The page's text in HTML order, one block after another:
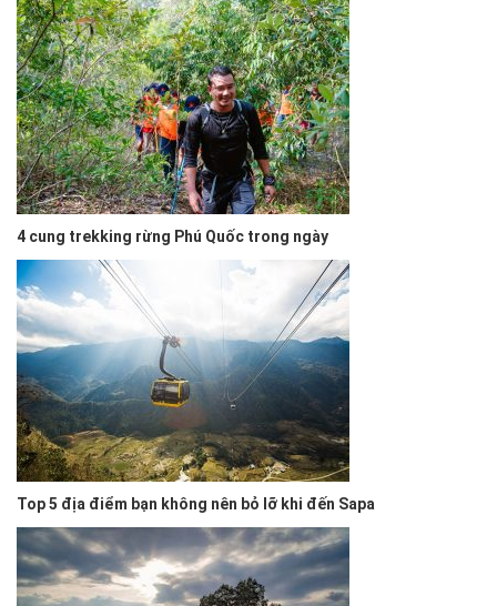
4 cung trekking rừng Phú Quốc trong ngày
Top 5 địa điểm bạn không nên bỏ lỡ khi đến Sapa